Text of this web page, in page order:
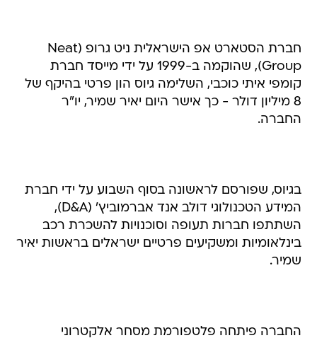
חברת הסטארט אפ הישראלית ניט גרופ (Neat
Group), שהוקמה ב-1999 על ידי מייסד חברת
קומפי איתי כוכבי, השלימה גיוס הון פרטי בהיקף של
8 מיליון דולר - כך אישר היום יאיר שמיר, יו"ר
החברה.
בגיוס, שפורסם לראשונה בסוף השבוע על ידי חברת
המידע הטכנולוגי דולב אנד אברמוביץ' (D&A),
השתתפו חברות תעופה וסוכנויות להשכרת רכב
בינלאומיות ומשקיעים פרטיים ישראלים בראשות יאיר
שמיר.
החברה פיתחה פלטפורמת מסחר אלקטרוני